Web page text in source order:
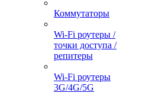
Коммутаторы
Wi-Fi роутеры /
точки доступа /
репитеры
Wi-Fi роутеры
3G/4G/5G